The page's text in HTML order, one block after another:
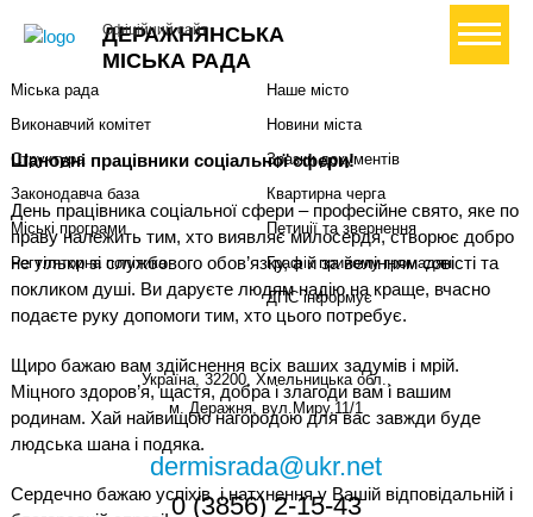
ДЕРАЖНЯНСЬКА
МІСЬКА РАДА
Офіційний сайт+ Створити петицію
Шановні працівники соціальної сфери!
День працівника соціальної сфери – професійне свято, яке по
праву належить тим, хто виявляє милосердя, створює добро
не тільки зі службового обов’язку, а й за велінням совісті та
покликом душі. Ви даруєте людям надію на краще, вчасно
подаєте руку допомоги тим, хто цього потребує.
Щиро бажаю вам здійснення всіх ваших задумів і мрій.
Міцного здоров’я, щастя, добра і злагоди вам і вашим
родинам. Хай найвищою нагородою для вас завжди буде
людська шана і подяка.
Сердечно бажаю успіхів і натхнення у Вашій відповідальній і
Міський голова
Міська рада
Виконавчий комітет
Структура
Законодавча база
Міські програми
Регуляторна політика
Наше місто
Новини міста
Зразки документів
Квартирна черга
Петиції та звернення
Графік прийому громадян
ДПС інформує
Україна, 32200, Хмельницька обл.,
м. Деражня, вул.Миру,11/1
dermisrada@ukr.net
0 (3856) 2-15-43